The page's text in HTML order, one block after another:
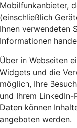
Mobilfunkanbieter,
(einschließlich
Ihnen verwendeten
Informationen
Über in Webseiten
Widgets und die
möglich, Ihre
und Ihrem
Daten können
angeboten werden.